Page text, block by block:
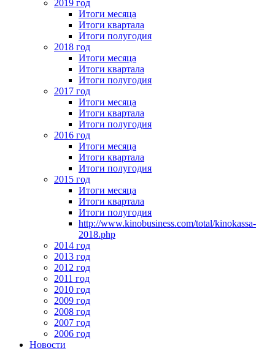
2019 год
Итоги месяца
Итоги квартала
Итоги полугодия
2018 год
Итоги месяца
Итоги квартала
Итоги полугодия
2017 год
Итоги месяца
Итоги квартала
Итоги полугодия
2016 год
Итоги месяца
Итоги квартала
Итоги полугодия
2015 год
Итоги месяца
Итоги квартала
Итоги полугодия
http://www.kinobusiness.com/total/kinokassa-
2018.php
2014 год
2013 год
2012 год
2011 год
2010 год
2009 год
2008 год
2007 год
2006 год
Новости